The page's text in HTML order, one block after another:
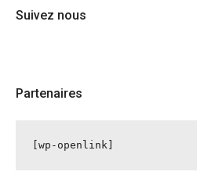
Suivez nous
Partenaires
[wp-openlink]